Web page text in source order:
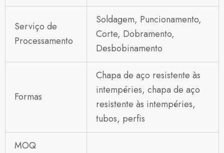
Serviço de
Processamento
Soldagem, Puncionamento,
Corte, Dobramento,
Desbobinamento
Formas
Chapa de aço resistente às
intempéries, chapa de aço
resistente às intempéries,
tubos, perfis
MOQ